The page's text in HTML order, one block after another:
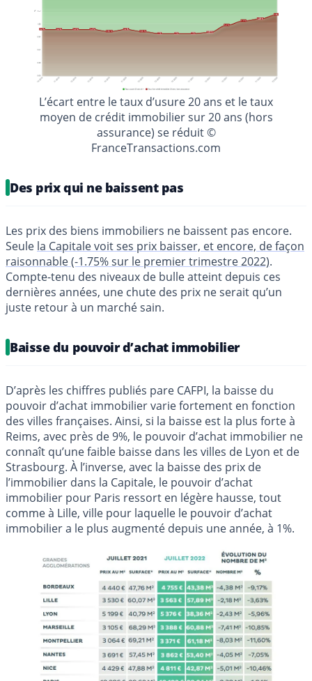
L’écart entre le taux d’usure 20 ans et le taux
moyen de crédit immobilier sur 20 ans (hors
assurance) se réduit ©
FranceTransactions.com
Des prix qui ne baissent pas
Les prix des biens immobiliers ne baissent pas encore.
Seule la Capitale voit ses prix baisser, et encore, de façon
raisonnable (-1.75% sur le premier trimestre 2022).
Compte-tenu des niveaux de bulle atteint depuis ces
dernières années, une chute des prix ne serait qu’un
juste retour à un marché sain.
Baisse du pouvoir d’achat immobilier
D’après les chiffres publiés pare CAFPI, la baisse du
pouvoir d’achat immobilier varie fortement en fonction
des villes françaises. Ainsi, si la baisse est la plus forte à
Reims, avec près de 9%, le pouvoir d’achat immobilier ne
connaît qu’une faible baisse dans les villes de Lyon et de
Strasbourg. À l’inverse, avec la baisse des prix de
l’immobilier dans la Capitale, le pouvoir d’achat
immobilier pour Paris ressort en légère hausse, tout
comme à Lille, ville pour laquelle le pouvoir d’achat
immobilier a le plus augmenté depuis une année, à 1%.